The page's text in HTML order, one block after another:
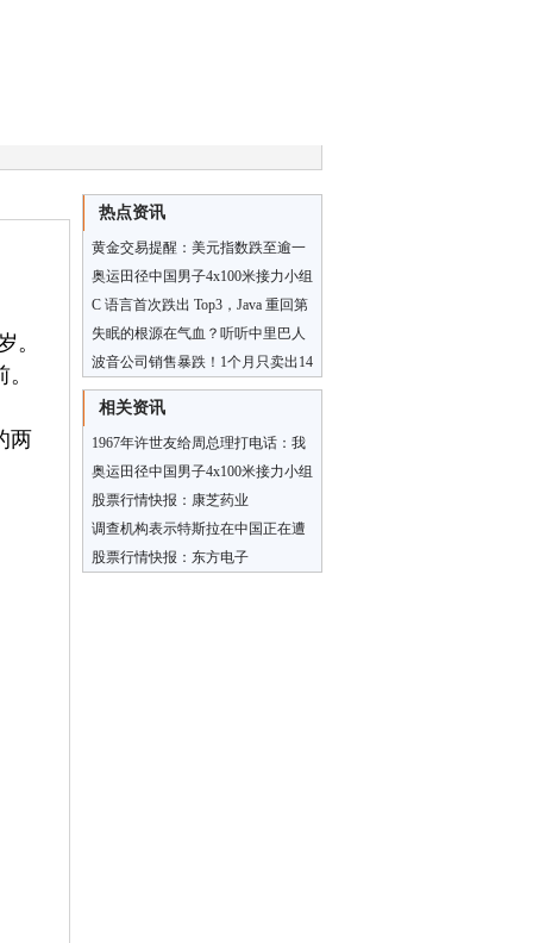
。
两
热点资讯
黄金交易提醒：美元指数跌至逾一
年最低，金价继续攀高，有望再度
刷新历史高点
奥运田径中国男子4x100米接力小组
第1 晋级决赛
C 语言首次跌出 Top3，Java 重回第
三！TIOBE 9 月榜单发布
失眠的根源在气血？听听中里巴人
怎么说！
波音公司销售暴跌！1个月只卖出14
架
相关资讯
1967年许世友给周总理打电话：我
被抄家了，一瓶酒都没给我留！
奥运田径中国男子4x100米接力小组
第1 晋级决赛
股票行情快报：康芝药业
（300086）7月10日主力资金净买入
72.19万元
调查机构表示特斯拉在中国正在遭
受冷落，马斯克回复称“愚蠢”
股票行情快报：东方电子